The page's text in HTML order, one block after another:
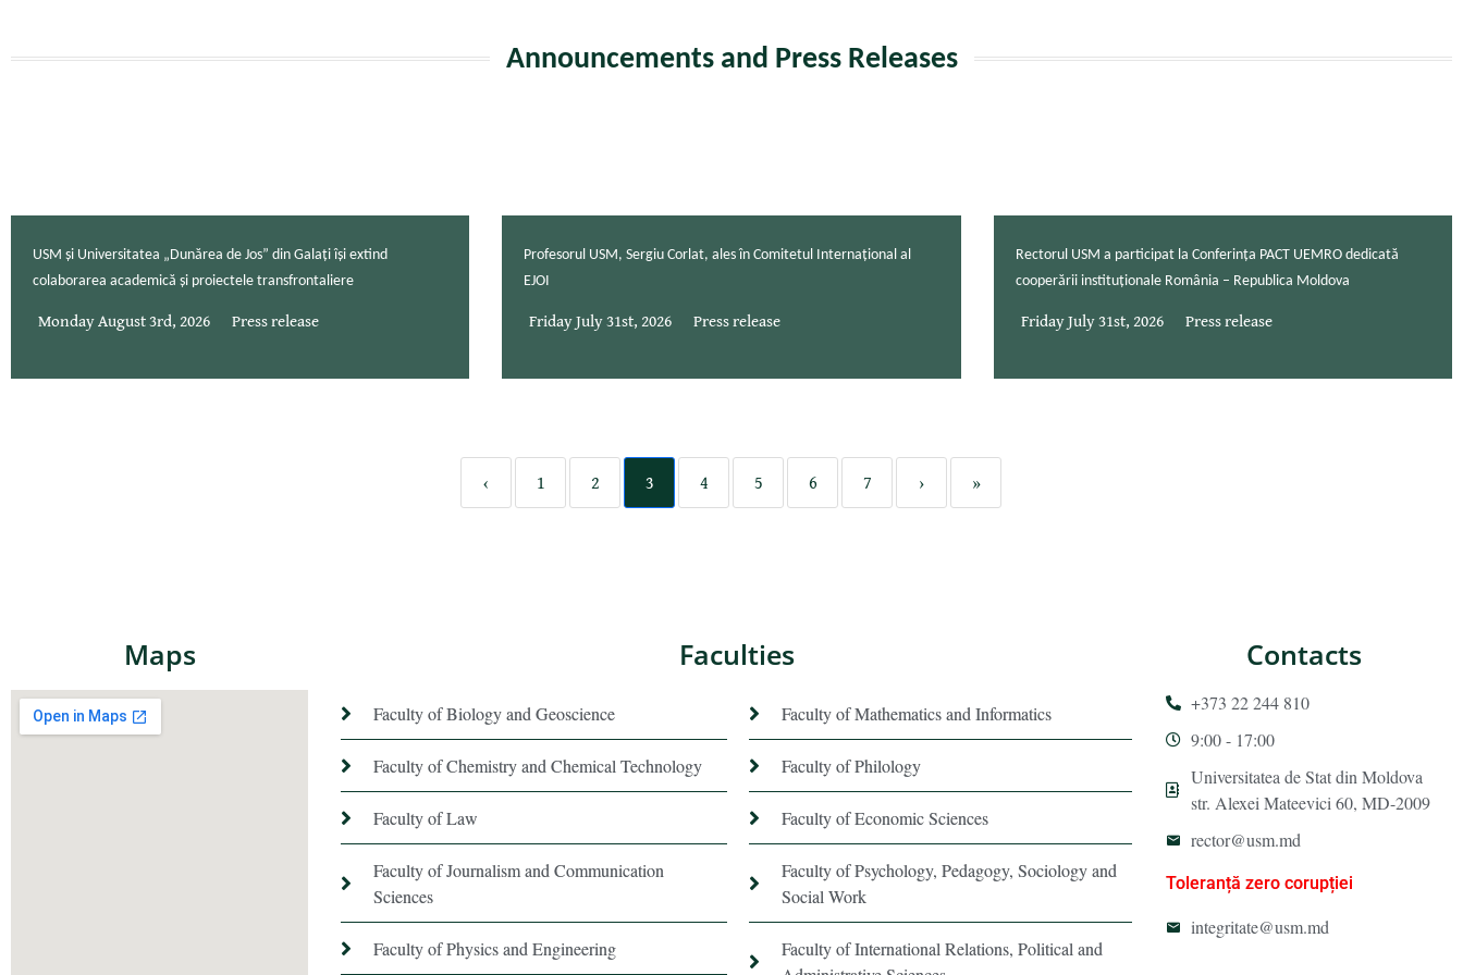
Announcements and Press Releases
USM și Universitatea „Dunărea de Jos” din Galați își extind
colaborarea academică și proiectele transfrontaliere
Monday August 3rd, 2026 Press release
Profesorul USM, Sergiu Corlat, ales în Comitetul Internațional al
EJOI
Friday July 31st, 2026 Press release
Rectorul USM a participat la Conferința PACT UEMRO dedicată
cooperării instituționale România – Republica Moldova
Friday July 31st, 2026 Press release
‹ 1 2 3 4 5 6 7 › »
Maps Faculties
Faculty of Biology and Geoscience
Faculty of Chemistry and Chemical Technology
Faculty of Law
Faculty of Journalism and Communication
Sciences
Faculty of Physics and Engineering
Faculty of Mathematics and Informatics
Faculty of Philology
Faculty of Economic Sciences
Faculty of Psychology, Pedagogy, Sociology and
Social Work
Faculty of International Relations, Political and
Contacts
+373 22 244 810
9:00 - 17:00
Universitatea de Stat din Moldova
str. Alexei Mateevici 60, MD-2009
rector@usm.md
Toleranță zero corupției
integritate@usm.md